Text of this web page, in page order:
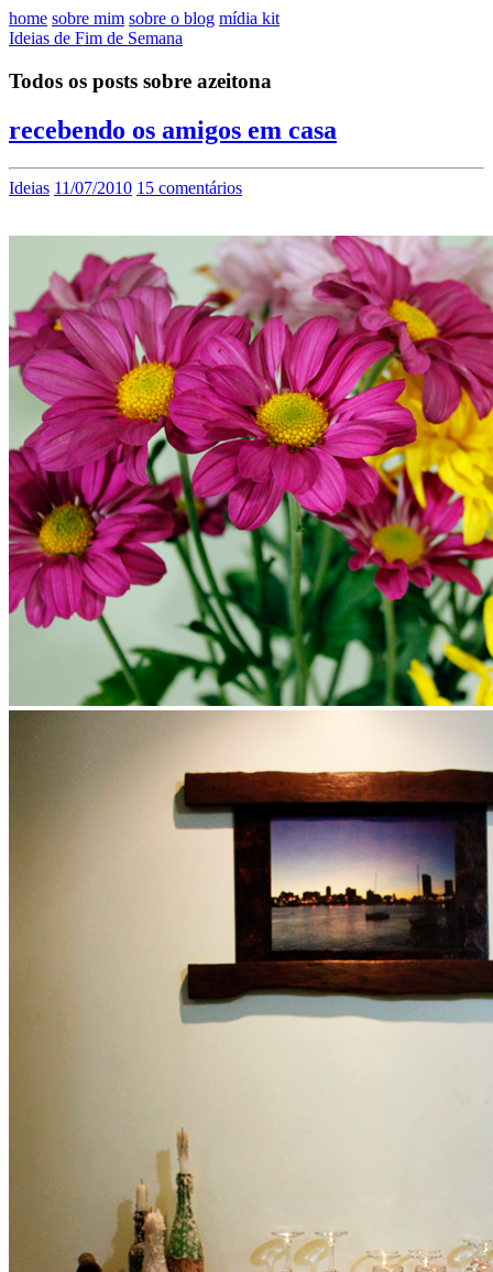
home sobre mim sobre o blog mídia kit
Ideias de Fim de Semana
Todos os posts sobre azeitona
recebendo os amigos em casa
Ideias 11/07/2010 15 comentários